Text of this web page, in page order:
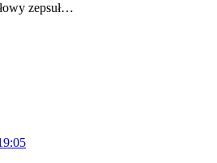
zepsuł…